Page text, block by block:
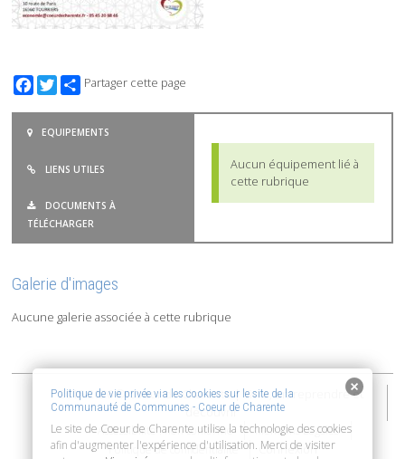
Facebook
TwitterPartager cette page
EQUIPEMENTS
LIENS UTILES
DOCUMENTS À
TÉLÉCHARGER
Aucun équipement lié à
cette rubrique
Galerie d'images
Aucune galerie associée à cette rubrique
2015-2026 © Coeur de Charente | Vivre, entreprendre et
découvrir
Accessibilité : non conforme
Mentions Légales
Politique de confidentialité
Connexion
Politique de vie privée via les cookies sur le site de la
Communauté de Communes - Coeur de Charente
Le site de Coeur de Charente utilise la technologie des cookies
afin d'augmenter l'expérience d'utilisation. Merci de visiter